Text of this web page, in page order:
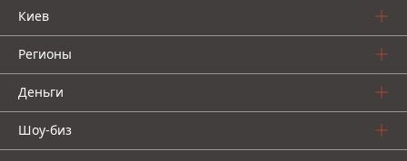
Киев
Регионы
Деньги
Шоу-биз